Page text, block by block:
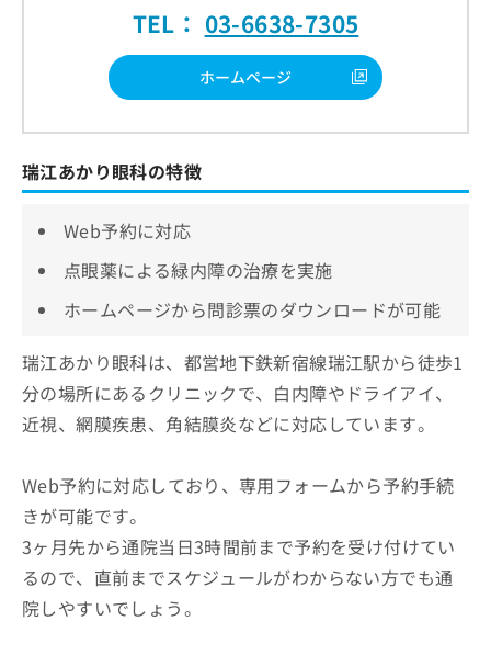
TEL： 03-6638-7305
ホームページ
瑞江あかり眼科の特徴
Web予約に対応
点眼薬による緑内障の治療を実施
ホームページから問診票のダウンロードが可能
瑞江あかり眼科は、都営地下鉄新宿線瑞江駅から徒歩1
分の場所にあるクリニックで、白内障やドライアイ、
近視、網膜疾患、角結膜炎などに対応しています。
Web予約に対応しており、専用フォームから予約手続
きが可能です。
3ヶ月先から通院当日3時間前まで予約を受け付けてい
るので、直前までスケジュールがわからない方でも通
院しやすいでしょう。